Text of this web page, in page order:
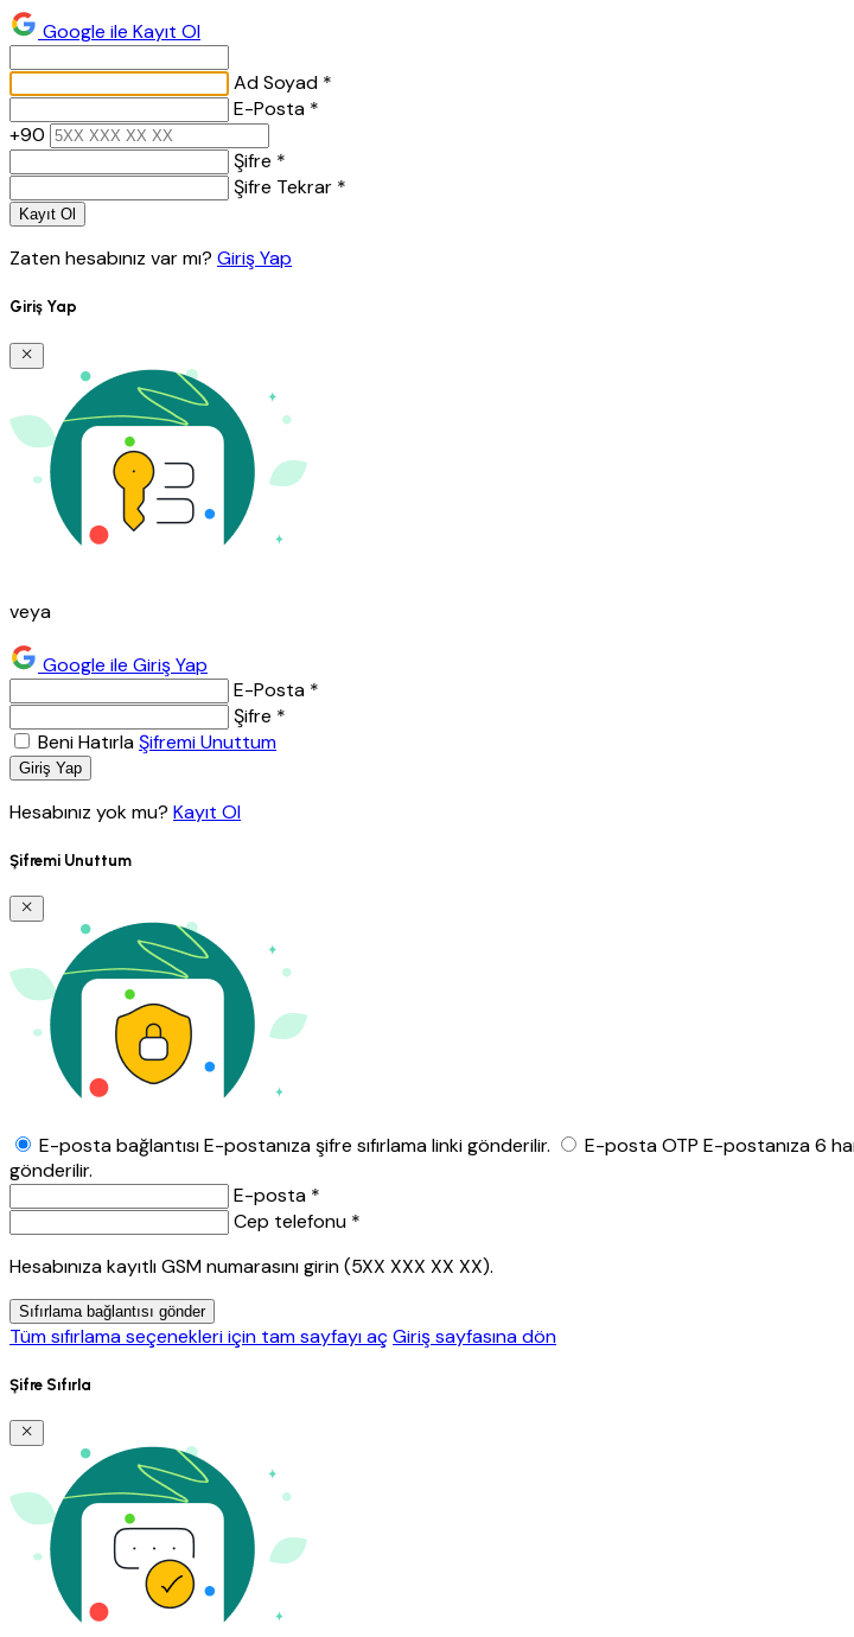
Google ile Kayıt Ol
Ad Soyad *
E-Posta *
+90
Şifre *
Şifre Tekrar *
Kayıt Ol
Zaten hesabınız var mı? Giriş Yap
Giriş Yap
veya
Google ile Giriş Yap
E-Posta *
Şifre *
Beni HatırlaŞifremi Unuttum
Giriş Yap
Hesabınız yok mu? Kayıt Ol
Şifremi Unuttum
E-posta bağlantısıE-postanıza şifre sıfırlama linki gönderilir. E-posta OTP E-postanıza 6
gönderilir.
E-posta *
Cep telefonu *
Hesabınıza kayıtlı GSM numarasını girin (5XX XXX XX XX).
Sıfırlama bağlantısı gönder
Tüm sıfırlama seçenekleri için tam sayfayı açGiriş sayfasına dön
Şifre Sıfırla